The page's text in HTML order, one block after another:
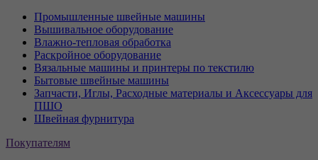
Промышленные швейные машины
Вышивальное оборудование
Влажно-тепловая обработка
Раскройное оборудование
Вязальные машины и принтеры по текстилю
Бытовые швейные машины
Запчасти, Иглы, Расходные материалы и Аксессуары для
ПШО
Швейная фурнитура
Покупателям